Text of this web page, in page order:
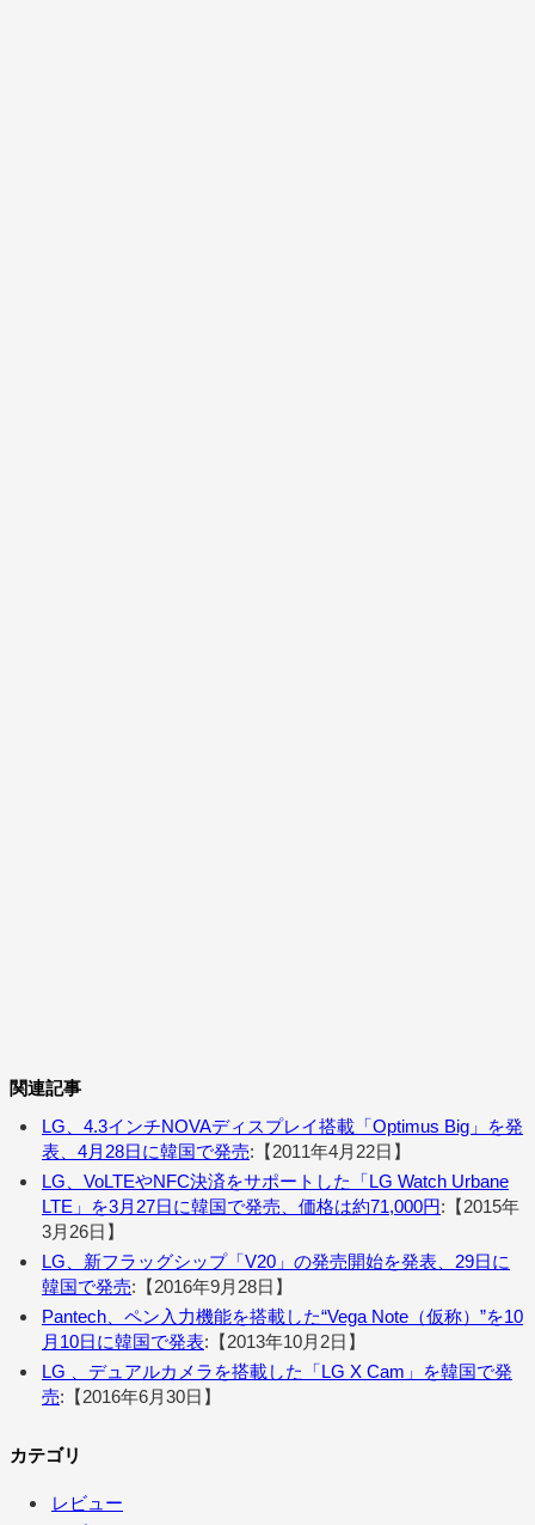
関連記事
LG、4.3インチNOVAディスプレイ搭載「Optimus Big」を発
表、4月28日に韓国で発売:【2011年4月22日】
LG、VoLTEやNFC決済をサポートした「LG Watch Urbane
LTE」を3月27日に韓国で発売、価格は約71,000円:【2015年
3月26日】
LG、新フラッグシップ「V20」の発売開始を発表、29日に
韓国で発売:【2016年9月28日】
Pantech、ペン入力機能を搭載した“Vega Note（仮称）”を10
月10日に韓国で発表:【2013年10月2日】
LG 、デュアルカメラを搭載した「LG X Cam」を韓国で発
売:【2016年6月30日】
カテゴリ
レビュー